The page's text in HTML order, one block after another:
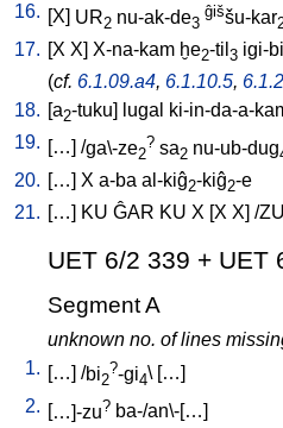
16.
X UR2 nu-ak-de3
ĝiššu-kar
17. [X X] X-na-kam ḫe2-til 3 igi-bi
(cf. 6.1.09.a4, 6.1.10.5,
18. [a2-tuku] lugal
ki-in-da-a-
19.
… ] /ga\-ze2
? sa2 nu-ub-dug
20. […] X a-ba al-kiĝ2-kiĝ2-e
21. […] KU ĜAR KU X [X X] /ZU
UET 6/2 339 + UET
Segment A
unknown no. of lines
1.
… ] /bi2
?-gi4\ [ …
2.
…]-zu? ba-/an\-[…